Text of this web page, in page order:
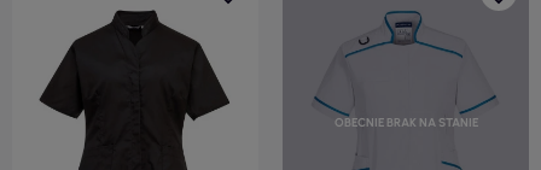
OBECNIE BRAK NA STANIE